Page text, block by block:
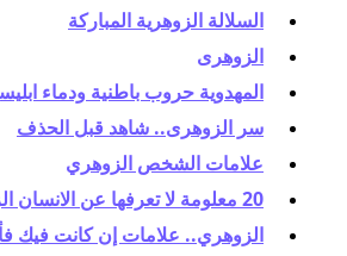
السلالة الزوهرية المباركة
الزوهرى
المهدوية حروب باطنية ودماء
سر الزوهرى.. شاهد قبل الحذف
علامات الشخص الزوهري
20 معلومة لا تعرفها عن الانسان الزوهري
الزوهري.. علامات إن كانت فيك